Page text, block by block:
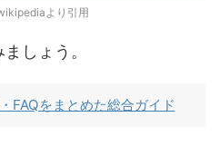
より引用
しょう。
FAQをまとめた総合ガイド